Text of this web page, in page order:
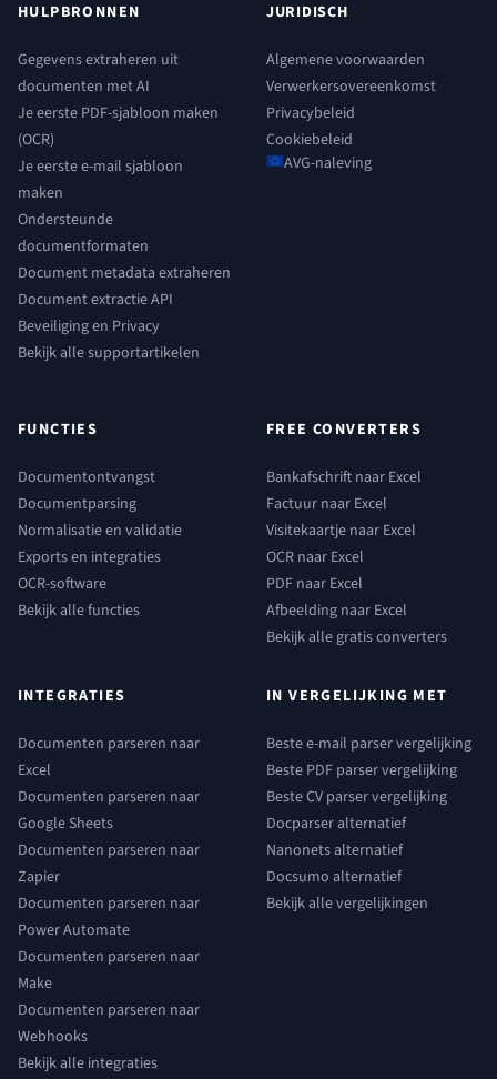
HULPBRONNEN
Gegevens extraheren uit
documenten met AI
Je eerste PDF-sjabloon maken
(OCR)
Je eerste e-mail sjabloon
maken
Ondersteunde
documentformaten
Document metadata extraheren
Document extractie API
Beveiliging en Privacy
Bekijk alle supportartikelen
JURIDISCH
Algemene voorwaarden
Verwerkersovereenkomst
Privacybeleid
Cookiebeleid
AVG-naleving
FUNCTIES
Documentontvangst
Documentparsing
Normalisatie en validatie
Exports en integraties
OCR-software
Bekijk alle functies
FREE CONVERTERS
Bankafschrift naar Excel
Factuur naar Excel
Visitekaartje naar Excel
OCR naar Excel
PDF naar Excel
Afbeelding naar Excel
Bekijk alle gratis converters
INTEGRATIES
Documenten parseren naar
Excel
Documenten parseren naar
Google Sheets
Documenten parseren naar
Zapier
Documenten parseren naar
Power Automate
Documenten parseren naar
Make
Documenten parseren naar
Webhooks
Bekijk alle integraties
IN VERGELIJKING MET
Beste e-mail parser vergelijking
Beste PDF parser vergelijking
Beste CV parser vergelijking
Docparser alternatief
Nanonets alternatief
Docsumo alternatief
Bekijk alle vergelijkingen